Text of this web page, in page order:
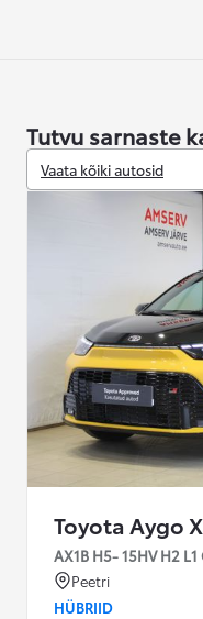
Tutvu sarnaste
Vaata kõiki autosid
Toyota Aygo X
AX1B H5- 15HV H2 L1
Peetri
HÜBRIID